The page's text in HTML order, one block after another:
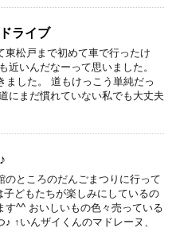
ライブ
東松戸まで初めて車で行ったけ
近いんだなーって思いました。
ました。 道もけっこう単純だっ
にまだ慣れていない私でも大丈夫
のところのだんごまつりに行って
子どもたちが楽しみにしているの
す^^ おいしいもの色々売っている
↑いんザイくんのマドレーヌ、